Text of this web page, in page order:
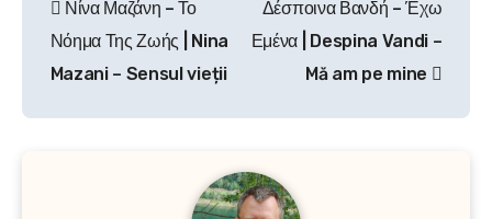
articole
Νίνα Μαζάνη – Το
Νόημα Της Ζωής | Nina
Mazani – Sensul vieții
Δέσποινα Βανδή – Έχω
Εμένα | Despina Vandi –
Mă am pe mine